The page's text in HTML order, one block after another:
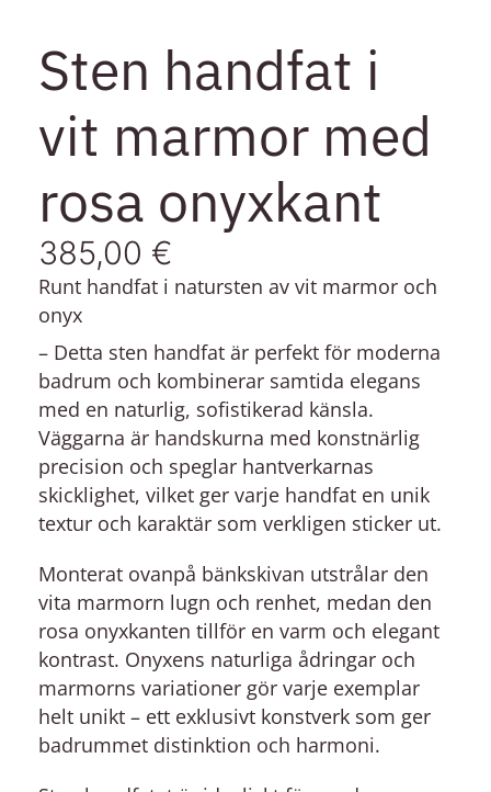
Sten handfat i
vit marmor med
rosa onyxkant
385,00 €
Runt handfat i natursten av vit marmor och
onyx
– Detta sten handfat är perfekt för moderna
badrum och kombinerar samtida elegans
med en naturlig, sofistikerad känsla.
Väggarna är handskurna med konstnärlig
precision och speglar hantverkarnas
skicklighet, vilket ger varje handfat en unik
textur och karaktär som verkligen sticker ut.
Monterat ovanpå bänkskivan utstrålar den
vita marmorn lugn och renhet, medan den
rosa onyxkanten tillför en varm och elegant
kontrast. Onyxens naturliga ådringar och
marmorns variationer gör varje exemplar
helt unikt – ett exklusivt konstverk som ger
badrummet distinktion och harmoni.